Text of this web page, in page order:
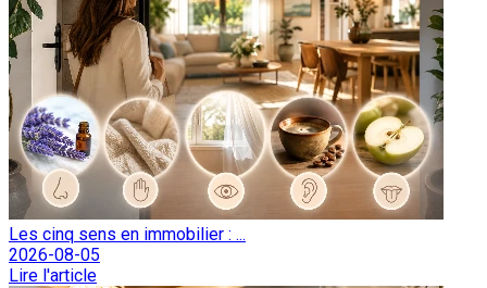
Les cinq sens en immobilier : ...
2026-08-05
Lire l'article